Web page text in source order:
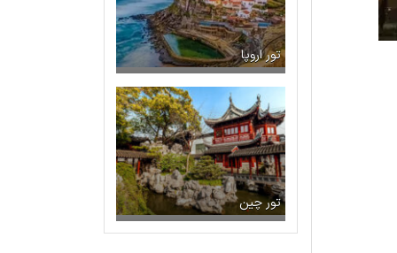
تور اروپا
تور چین